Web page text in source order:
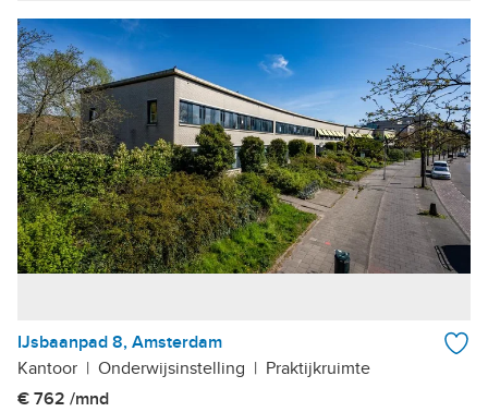
IJsbaanpad 8, Amsterdam
Kantoor | Onderwijsinstelling | Praktijkruimte
€ 762 /mnd